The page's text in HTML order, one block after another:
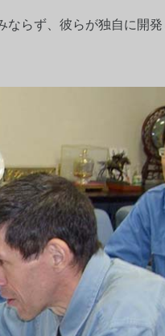
らず、彼らが独自に開